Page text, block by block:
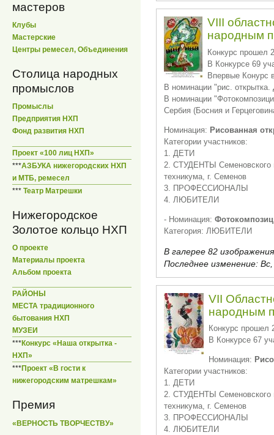
мастеров
Клубы
Мастерские
Центры ремесел, Объединения
Столица народных
промыслов
Промыслы
Предприятия НХП
Фонд развития НХП
Проект «100 лиц НХП»
***АЗБУКА нижегородских НХП
и МТБ, ремесел
*** Театр Матрешки
Нижегородское
Золотое кольцо НХП
О проекте
Материалы проекта
Альбом проекта
РАЙОНЫ
МЕСТА традиционного
бытования НХП
МУЗЕИ
***Конкурс «Наша открытка -
НХП»
***Проект «В гости к
нижегородским матрешкам»
Премия
«ВЕРНОСТЬ ТВОРЧЕСТВУ»
VIII
народным
Конкурс прошел
В Конкурсе 69
Впервые Конурс
В номинации "рис. открытка.
В номинации
Сербия (Босния и
Номинация: Рисованная
Категории участников:
1. ДЕТИ
2. СТУДЕНТЫ Семеновского
техникума, г. Семенов
3. ПРОФЕССИОНАЛЫ
4. ЛЮБИТЕЛИ
- Номинация:
Категория: ЛЮБИТЕЛИ
В галерее 82
Последнее изменение:
VII
народным
Конкурс прошел
В Конкурсе 67
Номинация:
Категории участников:
1. ДЕТИ
2. СТУДЕНТЫ Семеновского
техникума, г. Семенов
3. ПРОФЕССИОНАЛЫ
4. ЛЮБИТЕЛИ